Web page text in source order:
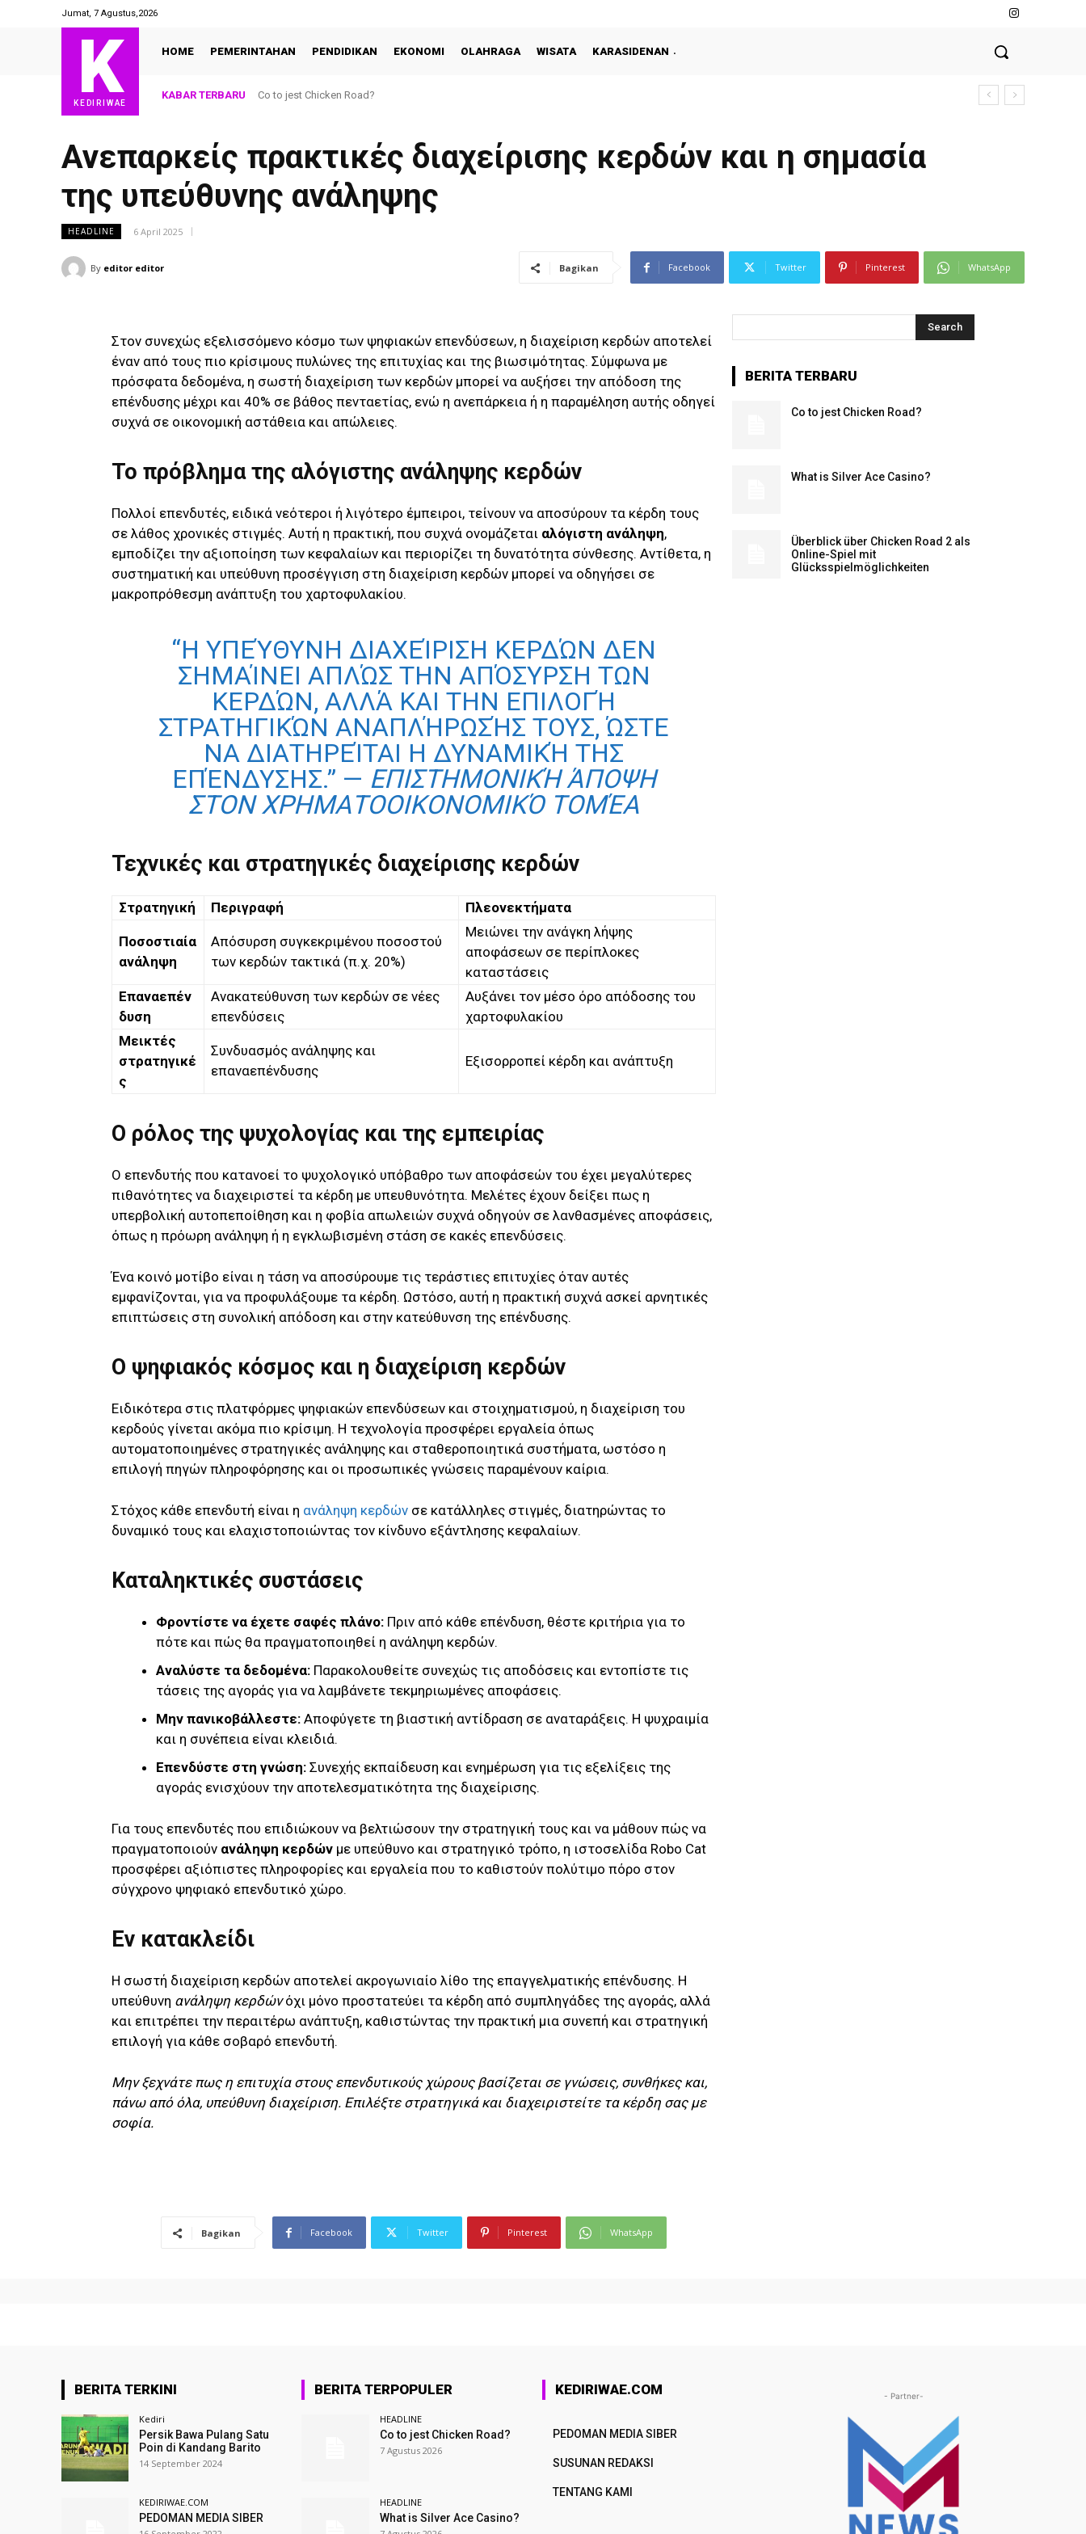
Jumat, 7 Agustus,2026
K
KEDIRIWAE
HOME PEMERINTAHAN PENDIDIKAN EKONOMI OLAHRAGA WISATA KARASIDENAN
KABAR TERBARU Co to jest Chicken Road?
Ανεπαρκείς πρακτικές διαχείρισης κερδών και η σημασία
της υπεύθυνης ανάληψης
HEADLINE 6 April 2025
By editor editor Bagikan Facebook Twitter Pinterest WhatsApp
Στον συνεχώς εξελισσόμενο κόσμο των ψηφιακών επενδύσεων, η διαχείριση κερδών αποτελεί
έναν από τους πιο κρίσιμους πυλώνες της επιτυχίας και της βιωσιμότητας. Σύμφωνα με
πρόσφατα δεδομένα, η σωστή διαχείριση των κερδών μπορεί να αυξήσει την απόδοση της
επένδυσης μέχρι και 40% σε βάθος πενταετίας, ενώ η ανεπάρκεια ή η παραμέληση αυτής οδηγεί
συχνά σε οικονομική αστάθεια και απώλειες.
Το πρόβλημα της αλόγιστης ανάληψης κερδών
Πολλοί επενδυτές, ειδικά νεότεροι ή λιγότερο έμπειροι, τείνουν να αποσύρουν τα κέρδη τους
σε λάθος χρονικές στιγμές. Αυτή η πρακτική, που συχνά ονομάζεται αλόγιστη ανάληψη,
εμποδίζει την αξιοποίηση των κεφαλαίων και περιορίζει τη δυνατότητα σύνθεσης. Αντίθετα, η
συστηματική και υπεύθυνη προσέγγιση στη διαχείριση κερδών μπορεί να οδηγήσει σε
μακροπρόθεσμη ανάπτυξη του χαρτοφυλακίου.
“Η ΥΠΕΎΘΥΝΗ ΔΙΑΧΕΊΡΙΣΗ ΚΕΡΔΏΝ ΔΕΝ
ΣΗΜΑΊΝΕΙ ΑΠΛΏΣ ΤΗΝ ΑΠΌΣΥΡΣΗ ΤΩΝ
ΚΕΡΔΏΝ, ΑΛΛΆ ΚΑΙ ΤΗΝ ΕΠΙΛΟΓΉ
ΣΤΡΑΤΗΓΙΚΏΝ ΑΝΑΠΛΉΡΩΣΉΣ ΤΟΥΣ, ΏΣΤΕ
ΝΑ ΔΙΑΤΗΡΕΊΤΑΙ Η ΔΥΝΑΜΙΚΉ ΤΗΣ
ΕΠΈΝΔΥΣΗΣ.” — ΕΠΙΣΤΗΜΟΝΙΚΉ ΆΠΟΨΗ
ΣΤΟΝ ΧΡΗΜΑΤΟΟΙΚΟΝΟΜΙΚΌ ΤΟΜΈΑ
Τεχνικές και στρατηγικές διαχείρισης κερδών
Στρατηγική Περιγραφή Πλεονεκτήματα
Ποσοστιαία
ανάληψη
Απόσυρση συγκεκριμένου ποσοστού
των κερδών τακτικά (π.χ. 20%)
Μειώνει την ανάγκη λήψης
αποφάσεων σε περίπλοκες
καταστάσεις
Επαναεπέν
δυση
Ανακατεύθυνση των κερδών σε νέες
επενδύσεις
Αυξάνει τον μέσο όρο απόδοσης του
χαρτοφυλακίου
Μεικτές
στρατηγικέ
ς
Συνδυασμός ανάληψης και
επαναεπένδυσης
Εξισορροπεί κέρδη και ανάπτυξη
Ο ρόλος της ψυχολογίας και της εμπειρίας
Ο επενδυτής που κατανοεί το ψυχολογικό υπόβαθρο των αποφάσεών του έχει μεγαλύτερες
πιθανότητες να διαχειριστεί τα κέρδη με υπευθυνότητα. Μελέτες έχουν δείξει πως η
υπερβολική αυτοπεποίθηση και η φοβία απωλειών συχνά οδηγούν σε λανθασμένες αποφάσεις,
όπως η πρόωρη ανάληψη ή η εγκλωβισμένη στάση σε κακές επενδύσεις.
Ένα κοινό μοτίβο είναι η τάση να αποσύρουμε τις τεράστιες επιτυχίες όταν αυτές
εμφανίζονται, για να προφυλάξουμε τα κέρδη. Ωστόσο, αυτή η πρακτική συχνά ασκεί αρνητικές
επιπτώσεις στη συνολική απόδοση και στην κατεύθυνση της επένδυσης.
Ο ψηφιακός κόσμος και η διαχείριση κερδών
Ειδικότερα στις πλατφόρμες ψηφιακών επενδύσεων και στοιχηματισμού, η διαχείριση του
κερδούς γίνεται ακόμα πιο κρίσιμη. Η τεχνολογία προσφέρει εργαλεία όπως
αυτοματοποιημένες στρατηγικές ανάληψης και σταθεροποιητικά συστήματα, ωστόσο η
επιλογή πηγών πληροφόρησης και οι προσωπικές γνώσεις παραμένουν καίρια.
Στόχος κάθε επενδυτή είναι η ανάληψη κερδών σε κατάλληλες στιγμές, διατηρώντας το
δυναμικό τους και ελαχιστοποιώντας τον κίνδυνο εξάντλησης κεφαλαίων.
Καταληκτικές συστάσεις
Φροντίστε να έχετε σαφές πλάνο: Πριν από κάθε επένδυση, θέστε κριτήρια για το
πότε και πώς θα πραγματοποιηθεί η ανάληψη κερδών.
Αναλύστε τα δεδομένα: Παρακολουθείτε συνεχώς τις αποδόσεις και εντοπίστε τις
τάσεις της αγοράς για να λαμβάνετε τεκμηριωμένες αποφάσεις.
Μην πανικοβάλλεστε: Αποφύγετε τη βιαστική αντίδραση σε αναταράξεις. Η ψυχραιμία
και η συνέπεια είναι κλειδιά.
Επενδύστε στη γνώση: Συνεχής εκπαίδευση και ενημέρωση για τις εξελίξεις της
αγοράς ενισχύουν την αποτελεσματικότητα της διαχείρισης.
Για τους επενδυτές που επιδιώκουν να βελτιώσουν την στρατηγική τους και να μάθουν πώς να
πραγματοποιούν ανάληψη κερδών με υπεύθυνο και στρατηγικό τρόπο, η ιστοσελίδα Robo Cat
προσφέρει αξιόπιστες πληροφορίες και εργαλεία που το καθιστούν πολύτιμο πόρο στον
σύγχρονο ψηφιακό επενδυτικό χώρο.
Εν κατακλείδι
Η σωστή διαχείριση κερδών αποτελεί ακρογωνιαίο λίθο της επαγγελματικής επένδυσης. Η
υπεύθυνη ανάληψη κερδώνόχι μόνο προστατεύει τα κέρδη από συμπληγάδες της αγοράς, αλλά
και επιτρέπει την περαιτέρω ανάπτυξη, καθιστώντας την πρακτική μια συνεπή και στρατηγική
επιλογή για κάθε σοβαρό επενδυτή.
Μην ξεχνάτε πως η επιτυχία στους επενδυτικούς χώρους βασίζεται σε γνώσεις, συνθήκες και,
πάνω από όλα, υπεύθυνη διαχείριση. Επιλέξτε στρατηγικά και διαχειριστείτε τα κέρδη σας με
σοφία.
Bagikan Facebook Twitter Pinterest WhatsApp
Search
BERITA TERBARU
Co to jest Chicken Road?
What is Silver Ace Casino?
Überblick über Chicken Road 2 als
Online-Spiel mit
Glücksspielmöglichkeiten
BERITA TERKINI
Kediri
Persik Bawa Pulang Satu
Poin di Kandang Barito
14 September 2024
KEDIRIWAE.COM
PEDOMAN MEDIA SIBER
BERITA TERPOPULER
HEADLINE
Co to jest Chicken Road?
7 Agustus 2026
HEADLINE
What is Silver Ace Casino?
KEDIRIWAE.COM
PEDOMAN MEDIA SIBER
SUSUNAN REDAKSI
TENTANG KAMI
- Partner-